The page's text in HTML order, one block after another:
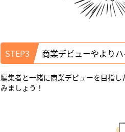
STEP3 商業デビューやより
編集者と一緒に商業デビューを目指
みましょう！